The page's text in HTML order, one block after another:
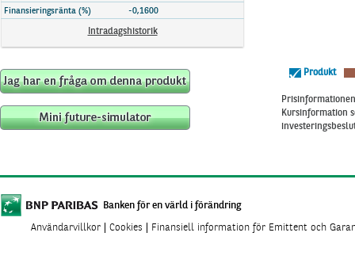
Finansieringsränta (%)
-0,1600
Intradagshistorik
Produkt
Kursinformation
Banken för en värld i förändring
Användarvillkor Cookies Finansiell information för Emittent och